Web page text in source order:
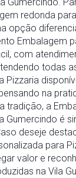
Gumercindo.
redonda
opção
Embalagem
com
todas
Pizzaria
na
tradição, a
Gumercindo é
deseje
para
valor e
na Vila